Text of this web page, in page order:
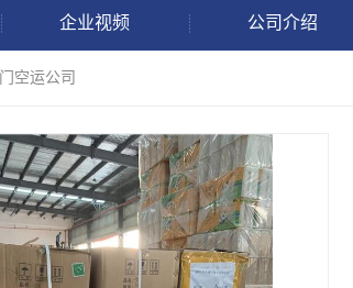
企业视频 公司介绍
空运公司